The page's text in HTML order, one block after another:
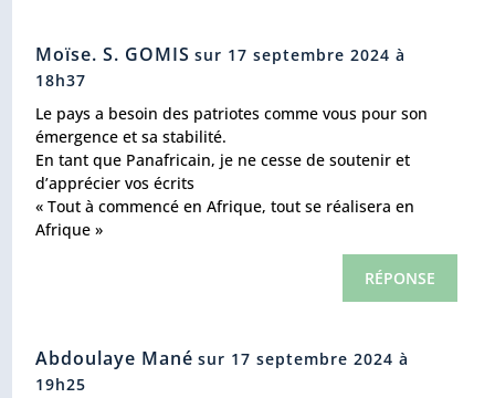
Moïse. S. GOMIS sur 17 septembre 2024 à
18h37
Le pays a besoin des patriotes comme vous pour son
émergence et sa stabilité.
En tant que Panafricain, je ne cesse de soutenir et
d’apprécier vos écrits
« Tout à commencé en Afrique, tout se réalisera en
Afrique »
RÉPONSE
Abdoulaye Mané sur 17 septembre 2024 à
19h25